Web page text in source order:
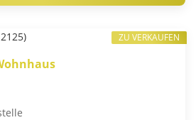
ZU VERKAUFEN